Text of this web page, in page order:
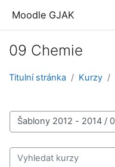
Moodle GJAK
09 Chemie
Titulní stránka Kurzy
Kategorie kurzů
Vyhledat kurzy